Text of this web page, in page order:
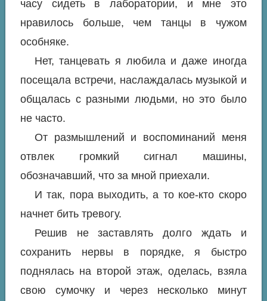
часу сидеть в лаборатории, и мне это
нравилось больше, чем танцы в чужом
особняке.
Нет, танцевать я любила и даже иногда
посещала встречи, наслаждалась музыкой и
общалась с разными людьми, но это было
не часто.
От размышлений и воспоминаний меня
отвлек громкий сигнал машины,
обозначавший, что за мной приехали.
И так, пора выходить, а то кое-кто скоро
начнет бить тревогу.
Решив не заставлять долго ждать и
сохранить нервы в порядке, я быстро
поднялась на второй этаж, оделась, взяла
свою сумочку и через несколько минут